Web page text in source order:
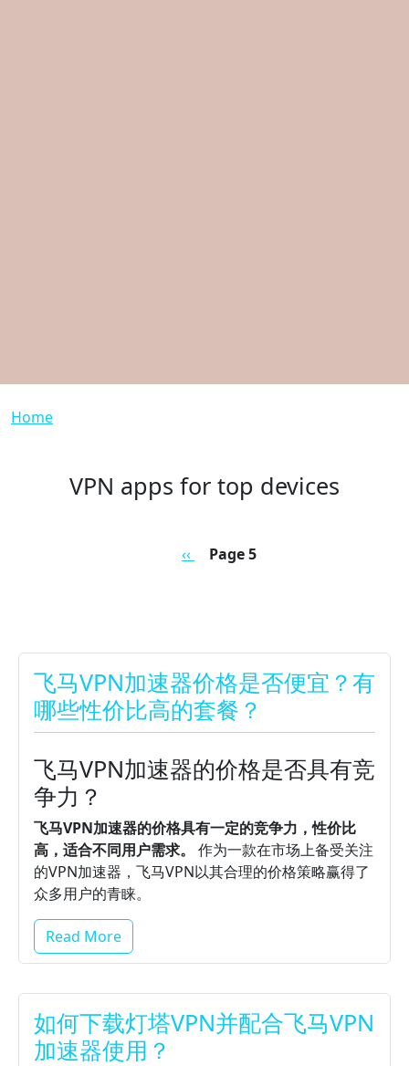
Breadcrumb
Home
VPN apps for top devices
Previous page
‹‹ Page 5
飞马VPN加速器价格是否便宜？有
哪些性价比高的套餐？
飞马VPN加速器的价格是否具有竞
争力？
飞马VPN加速器的价格具有一定的竞争力，性价比
高，适合不同用户需求。
作为一款在市场上备受关注
的VPN加速器，飞马VPN以其合理的价格策略赢得了
众多用户的青睐。
Read More
如何下载灯塔VPN并配合飞马VPN
加速器使用？